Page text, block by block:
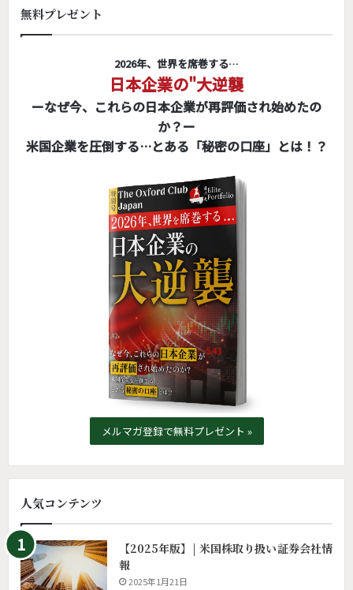
無料プレゼント
2026年、世界を席巻する…
日本企業の"大逆襲
ーなぜ今、これらの日本企業が再評価され始めたの
か？ー
米国企業を圧倒する…とある「秘密の口座」とは！？
メルマガ登録で無料プレゼント »
人気コンテンツ
【2025年版】| 米国株取り扱い証券会社情
報
2025年1月21日